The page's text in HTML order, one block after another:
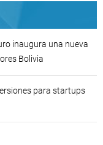
inaugura una nueva
Bolivia
para startups